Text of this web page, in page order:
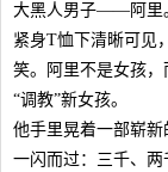
大黑人男子——阿里
紧身T恤下清晰可见
笑。阿里不是女孩，
“调教”新女孩。
他手里晃着一部崭新
一闪而过：三千、